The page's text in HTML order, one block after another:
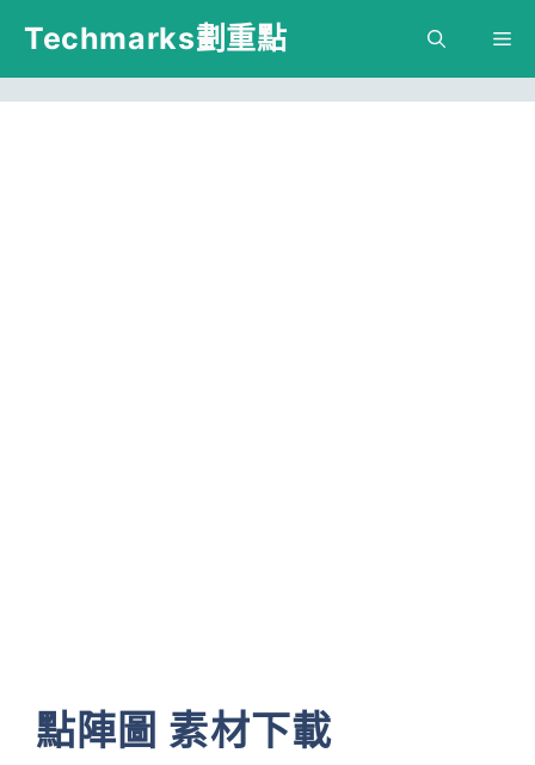
跳
主
Techmarks劃重點
點陣圖 素材下載